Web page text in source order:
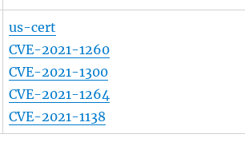
us-cert
CVE-2021-1260
CVE-2021-1300
CVE-2021-1264
CVE-2021-1138